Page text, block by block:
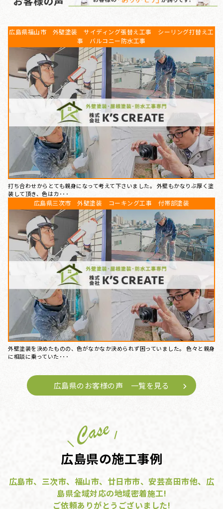
広島県福山市 外壁塗装 サイディング張替え工事 シーリング打替え工
事 バルコニー防水工事
打ち合わせからとても親身になって考えて下さいました。 外壁もかなりぶ厚く塗
装して頂き、色はカ･･･
広島県三次市 外壁塗装 コーキング工事 付帯部塗装
外壁塗装を決めたものの、色がなかなか決められず困っていました。 色々と親身
に相談に乗っていた･･･
広島県のお客様の声 一覧を見る
広島県の施工事例
広島市、三次市、福山市、廿日市市、安芸高田市他、広
島県全域対応の地域密着施工!
ご依頼ありがとうございました!